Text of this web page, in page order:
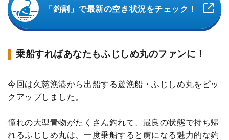
「釣割」で最新の空き状況をチェック！
乗船すればあなたもふじしめ丸のファンに！
今回は久慈漁港から出船する遊漁船・ふじしめ丸をピッ
クアップしました。
憧れの大型青物がたくさん釣れて、最良の状態で持ち帰
れるふじしめ丸は、一度乗船すると虜になる魅力的な釣